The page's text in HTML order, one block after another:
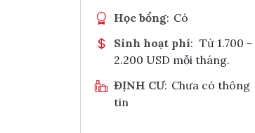
Học bổng: Có
Sinh hoạt phí: Từ 1.700 -
2.200 USD mỗi tháng.
ĐỊNH CƯ: Chưa có thông
tin